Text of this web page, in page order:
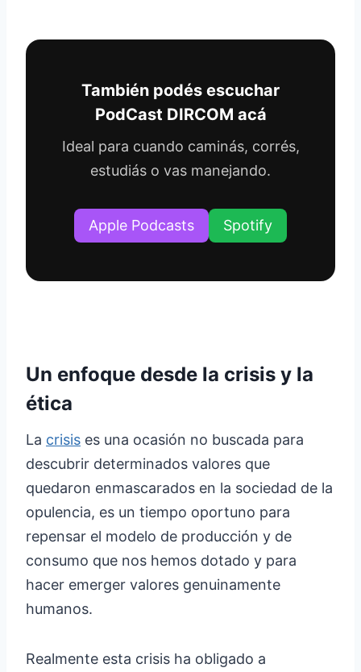
También podés escuchar
PodCast DIRCOM acá
Ideal para cuando caminás, corrés,
estudiás o vas manejando.
Apple Podcasts Spotify
Un enfoque desde la crisis y la
ética
La crisis es una ocasión no buscada para
descubrir determinados valores que
quedaron enmascarados en la sociedad de la
opulencia, es un tiempo oportuno para
repensar el modelo de producción y de
consumo que nos hemos dotado y para
hacer emerger valores genuinamente
humanos.
Realmente esta crisis ha obligado a